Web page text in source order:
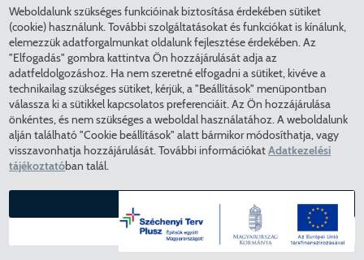
KÖZLEKEDÉS
ADATKEZELÉS
ÁTLÁTHATÓ ÖNKORMÁNYZAT
COOKIE BEÁLLÍTÁSOK
INTÉZMÉNYEK
EGÉSZSÉGÜGY
KÖZMŰSZOLGÁLTATÓK
RENDVÉDELEM
VÁROSÜZEMELTETÉS
COPYRIGHT © 2025 - Pécel Város Önkormányzata - Minden
jog fenntartva - Az oldal tartalma feltöltés alatt
Weboldalunk szükséges funkcióinak biztosítása érdekében sütiket
(cookie) használunk. További szolgáltatásokat és funkciókat is kínálunk,
elemezzük adatforgalmunkat oldalunk fejlesztése érdekében. Az
"Elfogadás" gombra kattintva Ön hozzájárulását adja az
adatfeldolgozáshoz. Ha nem szeretné elfogadni a sütiket, kivéve a
technikailag szükséges sütiket, kérjük, a "Beállítások" menüpontban
válassza ki a sütikkel kapcsolatos preferenciáit. Az Ön hozzájárulása
önkéntes, és nem szükséges a weboldal használatához. A weboldalunk
alján található "Cookie beállítások" alatt bármikor módosíthatja, vagy
visszavonhatja hozzájárulását. További információkatAdatkezelési
tájékoztatóban talál.
BEÁLLÍTÁSOK